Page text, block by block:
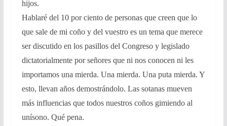
hijos.
Hablaré del 10 por ciento de personas que creen que lo
que sale de mi coño y del vuestro es un tema que merece
ser discutido en los pasillos del Congreso y legislado
dictatorialmente por señores que ni nos conocen ni les
importamos una mierda. Una mierda. Una puta mierda. Y
esto, llevan años demostrándolo. Las sotanas mueven
más influencias que todos nuestros coños gimiendo al
unísono. Qué pena.